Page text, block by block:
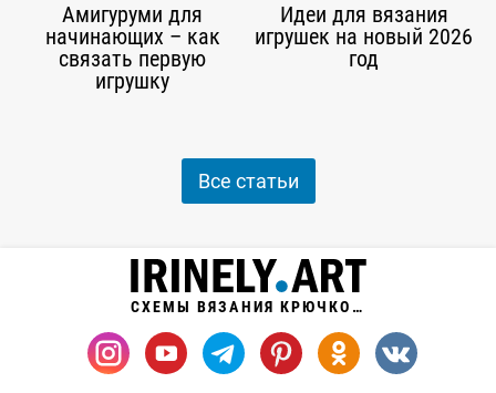
Амигуруми для
начинающих – как
связать первую
игрушку
Идеи для вязания
игрушек на новый 2026
год
Все статьи
СХЕМЫ ВЯЗАНИЯ КРЮЧКОМ